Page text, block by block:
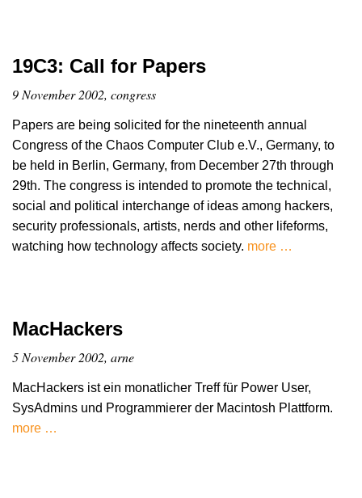
19C3: Call for Papers
9 November 2002, congress
Papers are being solicited for the nineteenth annual
Congress of the Chaos Computer Club e.V., Germany, to
be held in Berlin, Germany, from December 27th through
29th. The congress is intended to promote the technical,
social and political interchange of ideas among hackers,
security professionals, artists, nerds and other lifeforms,
watching how technology affects society. more …
MacHackers
5 November 2002, arne
MacHackers ist ein monatlicher Treff für Power User,
SysAdmins und Programmierer der Macintosh Plattform.
more …